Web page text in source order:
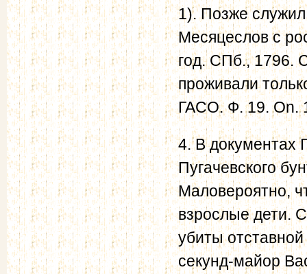
1). Позже
Месяцеслов с
год. СПб., 1796.
проживали
ГАСО. Ф. 19. On.
4. В документах
Пугачевского
Маловероятно,
взрослые дети.
убиты
секунд-майор